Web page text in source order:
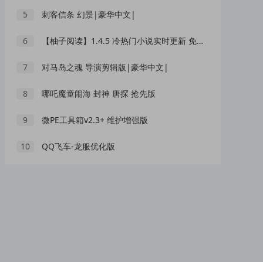
5 刺客信条 幻景|豪华中文|
6 【柚子阅读】1.4.5 冷热门小说实时更新 免费无广告
7 对马岛之魂 导演剪辑版|豪华中文|
8 哪吒魔童闹海 封神 唐探 抢先版
9 微PE工具箱v2.3+ 维护增强版
10 QQ飞车-龙服优化版